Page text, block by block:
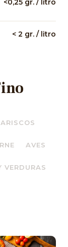
<0,25 gr. / litro
< 2 gr. / litro
AVES
VERDURAS